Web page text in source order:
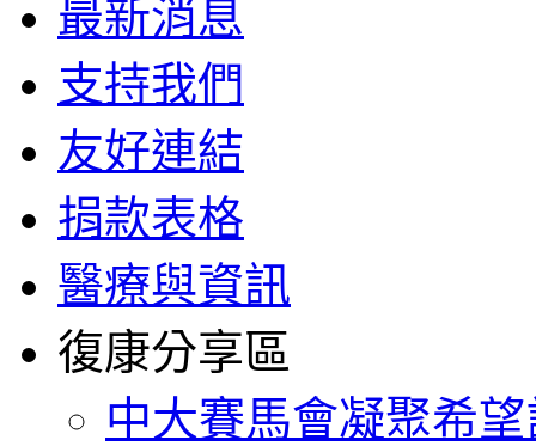
最新消息
支持我們
友好連結
捐款表格
醫療與資訊
復康分享區
中大賽馬會凝聚希